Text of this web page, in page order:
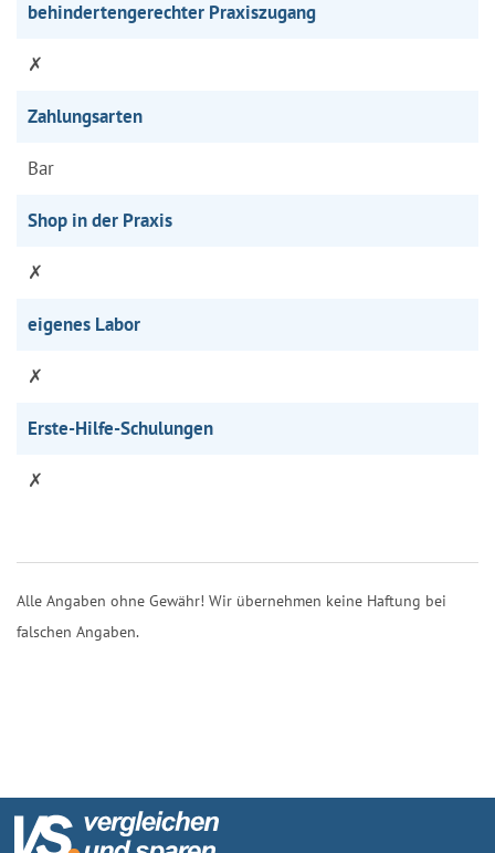
behindertengerechter Praxiszugang
✗
Zahlungsarten
Bar
Shop in der Praxis
✗
eigenes Labor
✗
Erste-Hilfe-Schulungen
✗
Alle Angaben ohne Gewähr! Wir übernehmen keine Haftung bei
falschen Angaben.